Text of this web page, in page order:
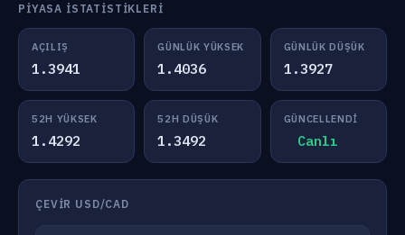
PIYASA İSTATISTIKLERI
AÇILIŞ
1.3941
GÜNLÜK YÜKSEK
1.4036
GÜNLÜK DÜŞÜK
1.3927
52H YÜKSEK
1.4292
52H DÜŞÜK
1.3492
GÜNCELLENDI
Canlı
ÇEVIR USD/CAD